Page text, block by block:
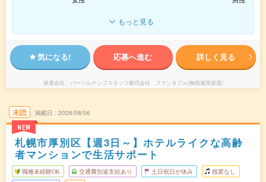
もっと見る
気になる! 応募へ進む 詳しく見る
派遣会社 パーソルテンプスタッフ株式会社 ファンタブル(無期雇用派遣)
未読
NEW
掲載日 2026/08/06
札幌市厚別区【週3日～】ホテルライクな高齢
者マンションで生活サポート
職種未経験OK 交通費別途支給あり 土日祝日が休み 残業なし